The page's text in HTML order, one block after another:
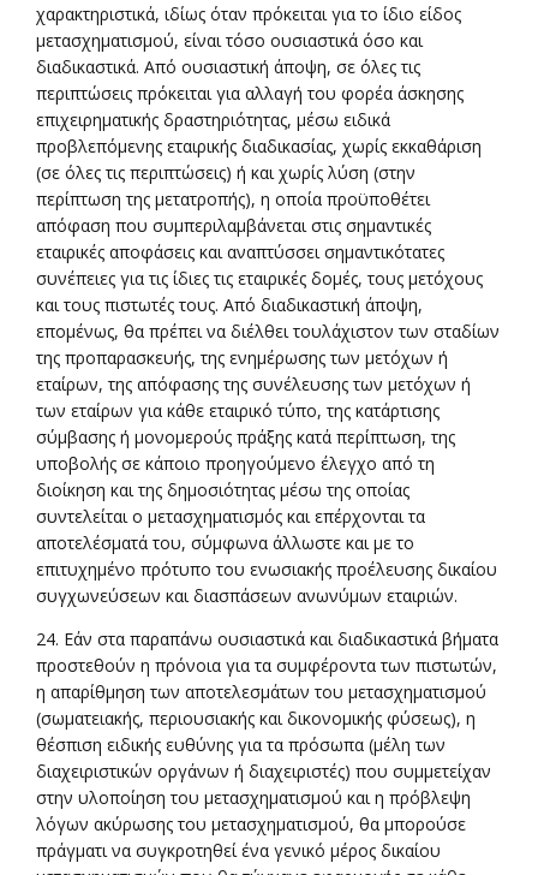
χαρακτηριστικά, ιδίως όταν πρόκειται για το ίδιο είδος
μετασχηματισμού, είναι τόσο ουσιαστικά όσο και
διαδικαστικά. Από ουσιαστική άποψη, σε όλες τις
περιπτώσεις πρόκειται για αλλαγή του φορέα άσκησης
επιχειρηματικής δραστηριότητας, μέσω ειδικά
προβλεπόμενης εταιρικής διαδικασίας, χωρίς εκκαθάριση
(σε όλες τις περιπτώσεις) ή και χωρίς λύση (στην
περίπτωση της μετατροπής), η οποία προϋποθέτει
απόφαση που συμπεριλαμβάνεται στις σημαντικές
εταιρικές αποφάσεις και αναπτύσσει σημαντικότατες
συνέπειες για τις ίδιες τις εταιρικές δομές, τους μετόχους
και τους πιστωτές τους. Από διαδικαστική άποψη,
επομένως, θα πρέπει να διέλθει τουλάχιστον των σταδίων
της προπαρασκευής, της ενημέρωσης των μετόχων ή
εταίρων, της απόφασης της συνέλευσης των μετόχων ή
των εταίρων για κάθε εταιρικό τύπο, της κατάρτισης
σύμβασης ή μονομερούς πράξης κατά περίπτωση, της
υποβολής σε κάποιο προηγούμενο έλεγχο από τη
διοίκηση και της δημοσιότητας μέσω της οποίας
συντελείται ο μετασχηματισμός και επέρχονται τα
αποτελέσματά του, σύμφωνα άλλωστε και με το
επιτυχημένο πρότυπο του ενωσιακής προέλευσης δικαίου
συγχωνεύσεων και διασπάσεων ανωνύμων εταιριών.
24. Εάν στα παραπάνω ουσιαστικά και διαδικαστικά βήματα
προστεθούν η πρόνοια για τα συμφέροντα των πιστωτών,
η απαρίθμηση των αποτελεσμάτων του μετασχηματισμού
(σωματειακής, περιουσιακής και δικονομικής φύσεως), η
θέσπιση ειδικής ευθύνης για τα πρόσωπα (μέλη των
διαχειριστικών οργάνων ή διαχειριστές) που συμμετείχαν
στην υλοποίηση του μετασχηματισμού και η πρόβλεψη
λόγων ακύρωσης του μετασχηματισμού, θα μπορούσε
πράγματι να συγκροτηθεί ένα γενικό μέρος δικαίου